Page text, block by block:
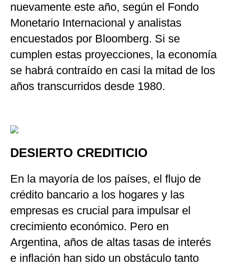
nuevamente este año, según el Fondo
Monetario Internacional y analistas
encuestados por Bloomberg. Si se
cumplen estas proyecciones, la economía
se habrá contraído en casi la mitad de los
años transcurridos desde 1980.
DESIERTO CREDITICIO
En la mayoría de los países, el flujo de
crédito bancario a los hogares y las
empresas es crucial para impulsar el
crecimiento económico. Pero en
Argentina, años de altas tasas de interés
e inflación han sido un obstáculo tanto